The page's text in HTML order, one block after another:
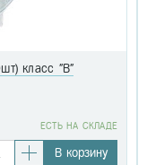
класс "В"
EСТЬ НА СКЛАДЕ
В корзину